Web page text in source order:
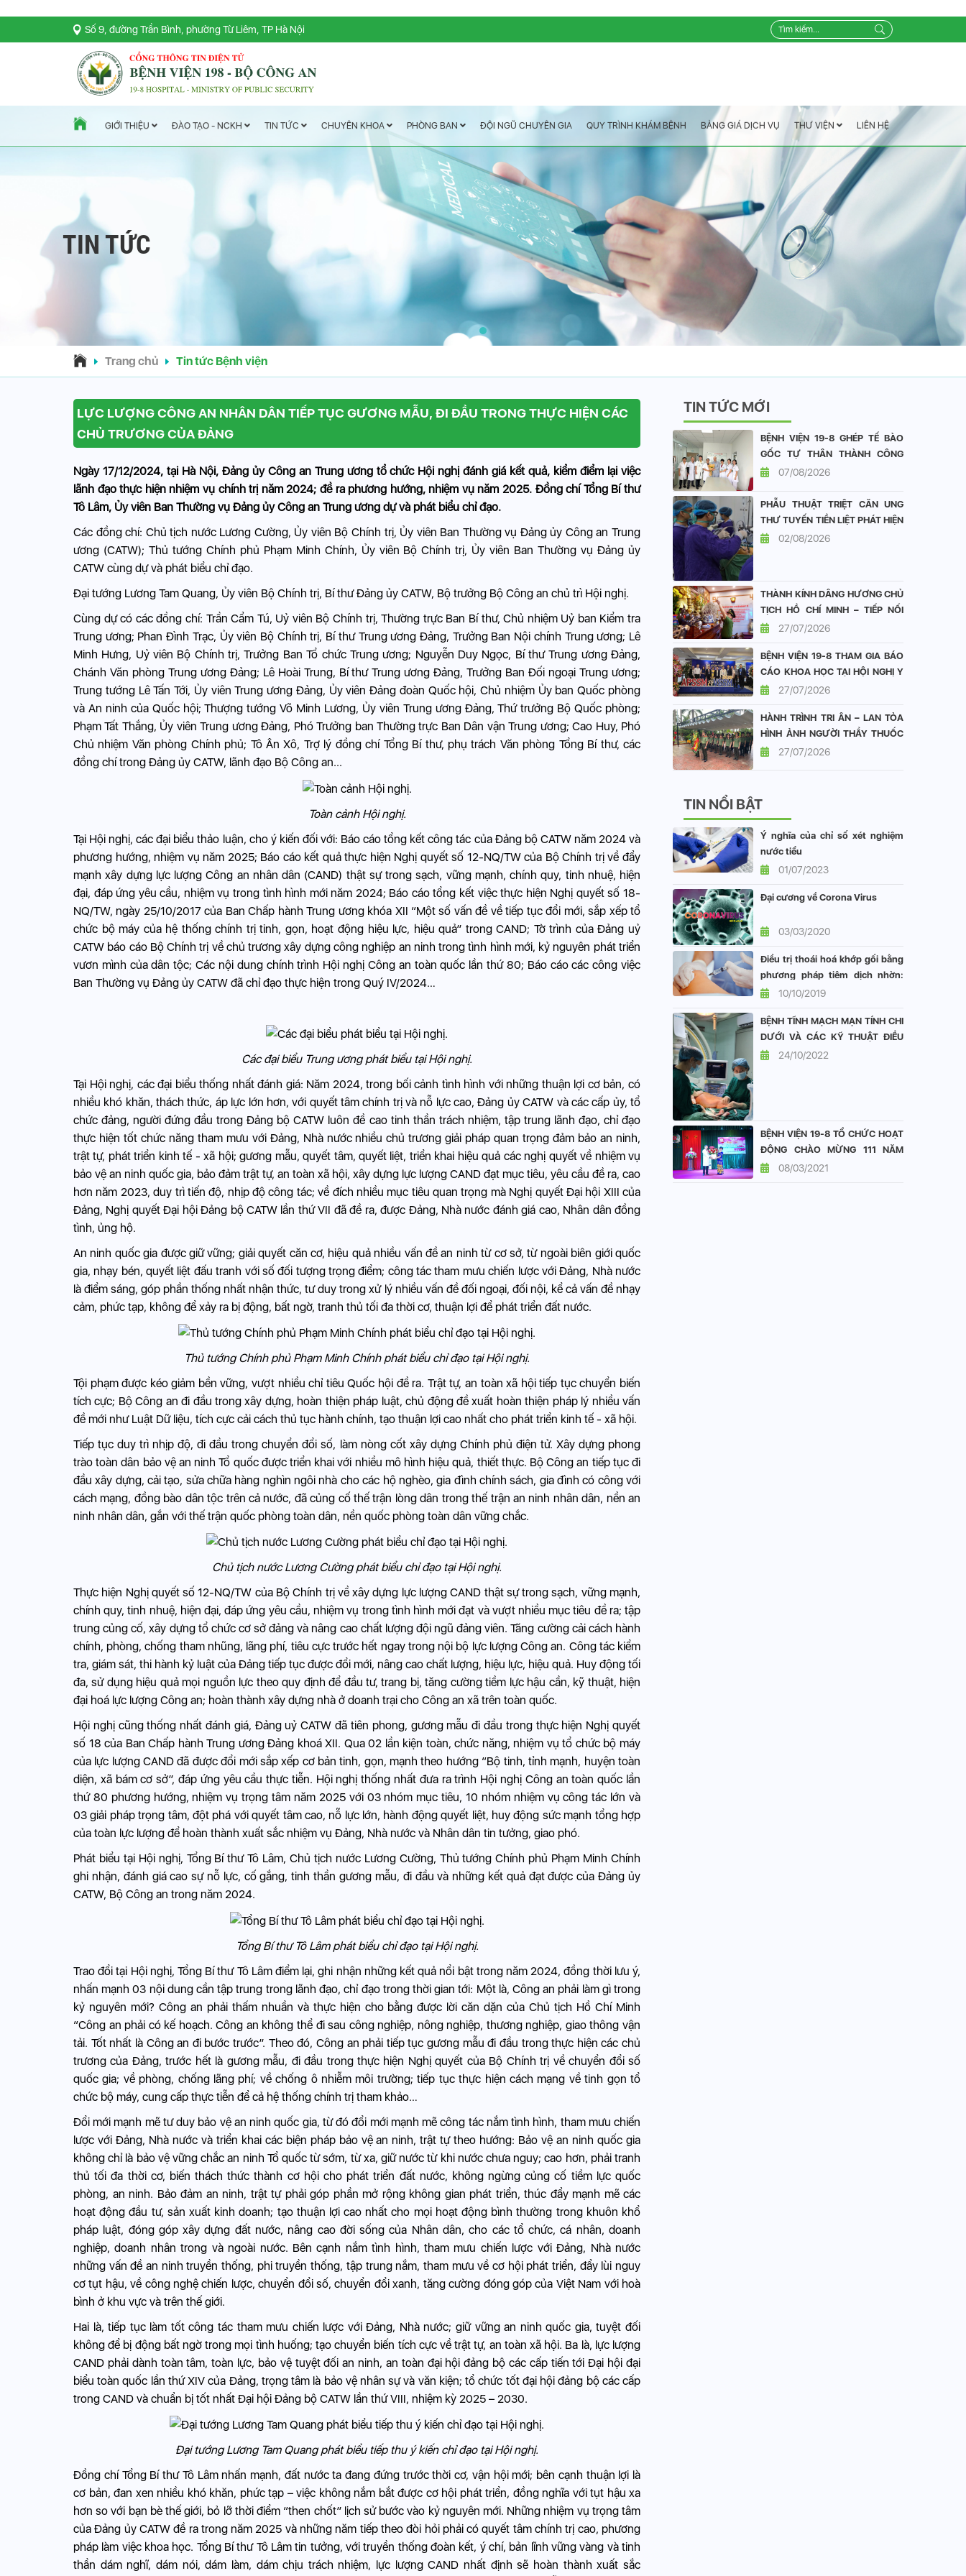
Số 9, đường Trần Bình, phường Từ Liêm, TP Hà Nội
GIỚI THIỆU ĐÀO TẠO - NCKH TIN TỨC CHUYÊN KHOA PHÒNG BAN ĐỘI NGŨ CHUYÊN GIA QUY TRÌNH KHÁM BỆNH BẢNG GIÁ DỊCH VỤ THƯ VIỆN LIÊN HỆ
TIN TỨC
Trang chủ Tin tức Bệnh viện
LỰC LƯỢNG CÔNG AN NHÂN DÂN TIẾP TỤC GƯƠNG MẪU, ĐI ĐẦU TRONG THỰC HIỆN CÁC
CHỦ TRƯƠNG CỦA ĐẢNG
Ngày 17/12/2024, tại Hà Nội, Đảng ủy Công an Trung ương tổ chức Hội nghị đánh giá kết quả, kiểm điểm lại việc
lãnh đạo thực hiện nhiệm vụ chính trị năm 2024; đề ra phương hướng, nhiệm vụ năm 2025. Đồng chí Tổng Bí thư
Tô Lâm, Ủy viên Ban Thường vụ Đảng ủy Công an Trung ương dự và phát biểu chỉ đạo.
Các đồng chí: Chủ tịch nước Lương Cường, Ủy viên Bộ Chính trị, Ủy viên Ban Thường vụ Đảng ủy Công an Trung
ương (CATW); Thủ tướng Chính phủ Phạm Minh Chính, Ủy viên Bộ Chính trị, Ủy viên Ban Thường vụ Đảng ủy
CATW cùng dự và phát biểu chỉ đạo.
Đại tướng Lương Tam Quang, Ủy viên Bộ Chính trị, Bí thư Đảng ủy CATW, Bộ trưởng Bộ Công an chủ trì Hội nghị.
Cùng dự có các đồng chí: Trần Cẩm Tú, Uỷ viên Bộ Chính trị, Thường trực Ban Bí thư, Chủ nhiệm Uỷ ban Kiểm tra
Trung ương; Phan Đình Trạc, Ủy viên Bộ Chính trị, Bí thư Trung ương Đảng, Trưởng Ban Nội chính Trung ương; Lê
Minh Hưng, Uỷ viên Bộ Chính trị, Trưởng Ban Tổ chức Trung ương; Nguyễn Duy Ngọc, Bí thư Trung ương Đảng,
Chánh Văn phòng Trung ương Đảng; Lê Hoài Trung, Bí thư Trung ương Đảng, Trưởng Ban Đối ngoại Trung ương;
Trung tướng Lê Tấn Tới, Ủy viên Trung ương Đảng, Ủy viên Đảng đoàn Quốc hội, Chủ nhiệm Ủy ban Quốc phòng
và An ninh của Quốc hội; Thượng tướng Võ Minh Lương, Ủy viên Trung ương Đảng, Thứ trưởng Bộ Quốc phòng;
Phạm Tất Thắng, Ủy viên Trung ương Đảng, Phó Trưởng ban Thường trực Ban Dân vận Trung ương; Cao Huy, Phó
Chủ nhiệm Văn phòng Chính phủ; Tô Ân Xô, Trợ lý đồng chí Tổng Bí thư, phụ trách Văn phòng Tổng Bí thư, các
đồng chí trong Đảng ủy CATW, lãnh đạo Bộ Công an...
Toàn cảnh Hội nghị.
Tại Hội nghị, các đại biểu thảo luận, cho ý kiến đối với: Báo cáo tổng kết công tác của Đảng bộ CATW năm 2024 và
phương hướng, nhiệm vụ năm 2025; Báo cáo kết quả thực hiện Nghị quyết số 12-NQ/TW của Bộ Chính trị về đẩy
mạnh xây dựng lực lượng Công an nhân dân (CAND) thật sự trong sạch, vững mạnh, chính quy, tinh nhuệ, hiện
đại, đáp ứng yêu cầu, nhiệm vụ trong tình hình mới năm 2024; Báo cáo tổng kết việc thực hiện Nghị quyết số 18-
NQ/TW, ngày 25/10/2017 của Ban Chấp hành Trung ương khóa XII “Một số vấn đề về tiếp tục đổi mới, sắp xếp tổ
chức bộ máy của hệ thống chính trị tinh, gọn, hoạt động hiệu lực, hiệu quả” trong CAND; Tờ trình của Đảng uỷ
CATW báo cáo Bộ Chính trị về chủ trương xây dựng công nghiệp an ninh trong tình hình mới, kỷ nguyên phát triển
vươn mình của dân tộc; Các nội dung chính trình Hội nghị Công an toàn quốc lần thứ 80; Báo cáo các công việc
Ban Thường vụ Đảng ủy CATW đã chỉ đạo thực hiện trong Quý IV/2024…
Các đại biểu Trung ương phát biểu tại Hội nghị.
Tại Hội nghị, các đại biểu thống nhất đánh giá: Năm 2024, trong bối cảnh tình hình với những thuận lợi cơ bản, có
nhiều khó khăn, thách thức, áp lực lớn hơn, với quyết tâm chính trị và nỗ lực cao, Đảng ủy CATW và các cấp ủy, tổ
chức đảng, người đứng đầu trong Đảng bộ CATW luôn đề cao tinh thần trách nhiệm, tập trung lãnh đạo, chỉ đạo
thực hiện tốt chức năng tham mưu với Đảng, Nhà nước nhiều chủ trương giải pháp quan trọng đảm bảo an ninh,
trật tự, phát triển kinh tế - xã hội; gương mẫu, quyết tâm, quyết liệt, triển khai hiệu quả các nghị quyết về nhiệm vụ
bảo vệ an ninh quốc gia, bảo đảm trật tự, an toàn xã hội, xây dựng lực lượng CAND đạt mục tiêu, yêu cầu đề ra, cao
hơn năm 2023, duy trì tiến độ, nhịp độ công tác; về đích nhiều mục tiêu quan trọng mà Nghị quyết Đại hội XIII của
Đảng, Nghị quyết Đại hội Đảng bộ CATW lần thứ VII đã đề ra, được Đảng, Nhà nước đánh giá cao, Nhân dân đồng
tình, ủng hộ.
An ninh quốc gia được giữ vững; giải quyết căn cơ, hiệu quả nhiều vấn đề an ninh từ cơ sở, từ ngoài biên giới quốc
gia, nhạy bén, quyết liệt đấu tranh với số đối tượng trọng điểm; công tác tham mưu chiến lược với Đảng, Nhà nước
là điểm sáng, góp phần thống nhất nhận thức, tư duy trong xử lý nhiều vấn đề đối ngoại, đối nội, kể cả vấn đề nhạy
cảm, phức tạp, không để xảy ra bị động, bất ngờ, tranh thủ tối đa thời cơ, thuận lợi để phát triển đất nước.
Thủ tướng Chính phủ Phạm Minh Chính phát biểu chỉ đạo tại Hội nghị.
Tội phạm được kéo giảm bền vững, vượt nhiều chỉ tiêu Quốc hội đề ra. Trật tự, an toàn xã hội tiếp tục chuyển biến
tích cực; Bộ Công an đi đầu trong xây dựng, hoàn thiện pháp luật, chủ động đề xuất hoàn thiện pháp lý nhiều vấn
đề mới như Luật Dữ liệu, tích cực cải cách thủ tục hành chính, tạo thuận lợi cao nhất cho phát triển kinh tế - xã hội.
Tiếp tục duy trì nhịp độ, đi đầu trong chuyển đổi số, làm nòng cốt xây dựng Chính phủ điện tử. Xây dựng phong
trào toàn dân bảo vệ an ninh Tổ quốc được triển khai với nhiều mô hình hiệu quả, thiết thực. Bộ Công an tiếp tục đi
đầu xây dựng, cải tạo, sửa chữa hàng nghìn ngôi nhà cho các hộ nghèo, gia đình chính sách, gia đình có công với
cách mạng, đồng bào dân tộc trên cả nước, đã củng cố thế trận lòng dân trong thế trận an ninh nhân dân, nền an
ninh nhân dân, gắn với thế trận quốc phòng toàn dân, nền quốc phòng toàn dân vững chắc.
Chủ tịch nước Lương Cường phát biểu chỉ đạo tại Hội nghị.
Thực hiện Nghị quyết số 12-NQ/TW của Bộ Chính trị về xây dựng lực lượng CAND thật sự trong sạch, vững mạnh,
chính quy, tinh nhuệ, hiện đại, đáp ứng yêu cầu, nhiệm vụ trong tình hình mới đạt và vượt nhiều mục tiêu đề ra; tập
trung củng cố, xây dựng tổ chức cơ sở đảng và nâng cao chất lượng đội ngũ đảng viên. Tăng cường cải cách hành
chính, phòng, chống tham nhũng, lãng phí, tiêu cực trước hết ngay trong nội bộ lực lượng Công an. Công tác kiểm
tra, giám sát, thi hành kỷ luật của Đảng tiếp tục được đổi mới, nâng cao chất lượng, hiệu lực, hiệu quả. Huy động tối
đa, sử dụng hiệu quả mọi nguồn lực theo quy định để đầu tư, trang bị, tăng cường tiềm lực hậu cần, kỹ thuật, hiện
đại hoá lực lượng Công an; hoàn thành xây dựng nhà ở doanh trại cho Công an xã trên toàn quốc.
Hội nghị cũng thống nhất đánh giá, Đảng uỷ CATW đã tiên phong, gương mẫu đi đầu trong thực hiện Nghị quyết
số 18 của Ban Chấp hành Trung ương Đảng khoá XII. Qua 02 lần kiện toàn, chức năng, nhiệm vụ tổ chức bộ máy
của lực lượng CAND đã được đổi mới sắp xếp cơ bản tinh, gọn, mạnh theo hướng “Bộ tinh, tỉnh mạnh, huyện toàn
diện, xã bám cơ sở”, đáp ứng yêu cầu thực tiễn. Hội nghị thống nhất đưa ra trình Hội nghị Công an toàn quốc lần
thứ 80 phương hướng, nhiệm vụ trọng tâm năm 2025 với 03 nhóm mục tiêu, 10 nhóm nhiệm vụ công tác lớn và
03 giải pháp trọng tâm, đột phá với quyết tâm cao, nỗ lực lớn, hành động quyết liệt, huy động sức mạnh tổng hợp
của toàn lực lượng để hoàn thành xuất sắc nhiệm vụ Đảng, Nhà nước và Nhân dân tin tưởng, giao phó.
Phát biểu tại Hội nghị, Tổng Bí thư Tô Lâm, Chủ tịch nước Lương Cường, Thủ tướng Chính phủ Phạm Minh Chính
ghi nhận, đánh giá cao sự nỗ lực, cố gắng, tinh thần gương mẫu, đi đầu và những kết quả đạt được của Đảng ủy
CATW, Bộ Công an trong năm 2024.
Tổng Bí thư Tô Lâm phát biểu chỉ đạo tại Hội nghị.
Trao đổi tại Hội nghị, Tổng Bí thư Tô Lâm điểm lại, ghi nhận những kết quả nổi bật trong năm 2024, đồng thời lưu ý,
nhấn mạnh 03 nội dung cần tập trung trong lãnh đạo, chỉ đạo trong thời gian tới: Một là, Công an phải làm gì trong
kỷ nguyên mới? Công an phải thấm nhuần và thực hiện cho bằng được lời căn dặn của Chủ tịch Hồ Chí Minh
“Công an phải có kế hoạch. Công an không thể đi sau công nghiệp, nông nghiệp, thương nghiệp, giao thông vận
tải. Tốt nhất là Công an đi bước trước”. Theo đó, Công an phải tiếp tục gương mẫu đi đầu trong thực hiện các chủ
trương của Đảng, trước hết là gương mẫu, đi đầu trong thực hiện Nghị quyết của Bộ Chính trị về chuyển đổi số
quốc gia; về phòng, chống lãng phí; về chống ô nhiễm môi trường; tiếp tục thực hiện cách mạng về tinh gọn tổ
chức bộ máy, cung cấp thực tiễn để cả hệ thống chính trị tham khảo…
Đổi mới mạnh mẽ tư duy bảo vệ an ninh quốc gia, từ đó đổi mới mạnh mẽ công tác nắm tình hình, tham mưu chiến
lược với Đảng, Nhà nước và triển khai các biện pháp bảo vệ an ninh, trật tự theo hướng: Bảo vệ an ninh quốc gia
không chỉ là bảo vệ vững chắc an ninh Tổ quốc từ sớm, từ xa, giữ nước từ khi nước chưa nguy; cao hơn, phải tranh
thủ tối đa thời cơ, biến thách thức thành cơ hội cho phát triển đất nước, không ngừng củng cố tiềm lực quốc
phòng, an ninh. Bảo đảm an ninh, trật tự phải góp phần mở rộng không gian phát triển, thúc đẩy mạnh mẽ các
hoạt động đầu tư, sản xuất kinh doanh; tạo thuận lợi cao nhất cho mọi hoạt động bình thường trong khuôn khổ
pháp luật, đóng góp xây dựng đất nước, nâng cao đời sống của Nhân dân, cho các tổ chức, cá nhân, doanh
nghiệp, doanh nhân trong và ngoài nước. Bên cạnh nắm tình hình, tham mưu chiến lược với Đảng, Nhà nước
những vấn đề an ninh truyền thống, phi truyền thống, tập trung nắm, tham mưu về cơ hội phát triển, đẩy lùi nguy
cơ tụt hậu, về công nghệ chiến lược, chuyển đổi số, chuyển đổi xanh, tăng cường đóng góp của Việt Nam với hoà
bình ở khu vực và trên thế giới.
Hai là, tiếp tục làm tốt công tác tham mưu chiến lược với Đảng, Nhà nước; giữ vững an ninh quốc gia, tuyệt đối
không để bị động bất ngờ trong mọi tình huống; tạo chuyển biến tích cực về trật tự, an toàn xã hội. Ba là, lực lượng
CAND phải dành toàn tâm, toàn lực, bảo vệ tuyệt đối an ninh, an toàn đại hội đảng bộ các cấp tiến tới Đại hội đại
biểu toàn quốc lần thứ XIV của Đảng, trọng tâm là bảo vệ nhân sự và văn kiện; tổ chức tốt đại hội đảng bộ các cấp
trong CAND và chuẩn bị tốt nhất Đại hội Đảng bộ CATW lần thứ VIII, nhiệm kỳ 2025 – 2030.
Đại tướng Lương Tam Quang phát biểu tiếp thu ý kiến chỉ đạo tại Hội nghị.
Đồng chí Tổng Bí thư Tô Lâm nhấn mạnh, đất nước ta đang đứng trước thời cơ, vận hội mới; bên cạnh thuận lợi là
cơ bản, đan xen nhiều khó khăn, phức tạp – việc không nắm bắt được cơ hội phát triển, đồng nghĩa với tụt hậu xa
hơn so với bạn bè thế giới, bỏ lỡ thời điểm “then chốt” lịch sử bước vào kỷ nguyên mới. Những nhiệm vụ trọng tâm
của Đảng ủy CATW đề ra trong năm 2025 và những năm tiếp theo đòi hỏi phải có quyết tâm chính trị cao, phương
pháp làm việc khoa học. Tổng Bí thư Tô Lâm tin tưởng, với truyền thống đoàn kết, ý chí, bản lĩnh vững vàng và tinh
thần dám nghĩ, dám nói, dám làm, dám chịu trách nhiệm, lực lượng CAND nhất định sẽ hoàn thành xuất sắc
TIN TỨC MỚI
BỆNH VIỆN 19-8 GHÉP TẾ BÀO
GỐC TỰ THÂN THÀNH CÔNG
CHO BỆNH NHÂN ĐA U TỦY
07/08/2026
PHẪU THUẬT TRIỆT CĂN UNG
THƯ TUYẾN TIỀN LIỆT PHÁT HIỆN
SỚM TẠI BỆNH VIỆN 19-8: DUY
02/08/2026
THÀNH KÍNH DÂNG HƯƠNG CHỦ
TỊCH HỒ CHÍ MINH – TIẾP NỐI
ĐẠO LÝ “UỐNG NƯỚC NHỚ
27/07/2026
BỆNH VIỆN 19-8 THAM GIA BÁO
CÁO KHOA HỌC TẠI HỘI NGHỊ Y
HỌC GIỚI TÍNH CHÂU Á - THÁI
HỌC GIỚI TÍNH VIỆT NAM
27/07/2026
HÀNH TRÌNH TRI ÂN – LAN TỎA
HÌNH ẢNH NGƯỜI THẦY THUỐC
CÔNG AN NHÂN DÂN
27/07/2026
TIN NỔI BẬT
Ý nghĩa của chỉ số xét nghiệm
nước tiểu
01/07/2023
Đại cương về Corona Virus
03/03/2020
Điều trị thoái hoá khớp gối bằng
phương pháp tiêm dịch nhờn:
vai trò và hiệu quả
10/10/2019
BỆNH TĨNH MẠCH MẠN TÍNH CHI
DƯỚI VÀ CÁC KỸ THUẬT ĐIỀU
TRỊ TẠI KHOA TIM MẠCH BỆNH
24/10/2022
BỆNH VIỆN 19-8 TỔ CHỨC HOẠT
ĐỘNG CHÀO MỪNG 111 NĂM
QUỐC TẾ PHỤ NỮ 8/3
08/03/2021